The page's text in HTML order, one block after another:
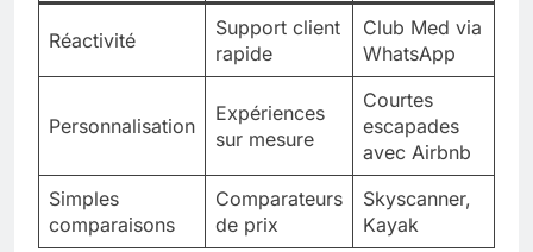
Réactivité
Support client
rapide
Club Med via
WhatsApp
Personnalisation
Expériences
sur mesure
Courtes
escapades
avec Airbnb
Simples
comparaisons
Comparateurs
de prix
Skyscanner,
Kayak